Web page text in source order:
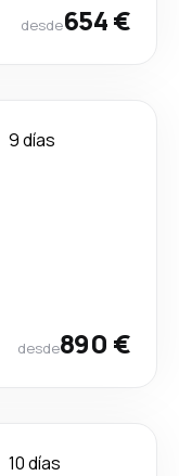
desde654 €
9 días
desde890 €
10 días